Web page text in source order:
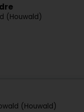
(Houwald)
(Houwald)